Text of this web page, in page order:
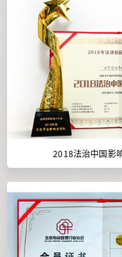
2018法治中国影